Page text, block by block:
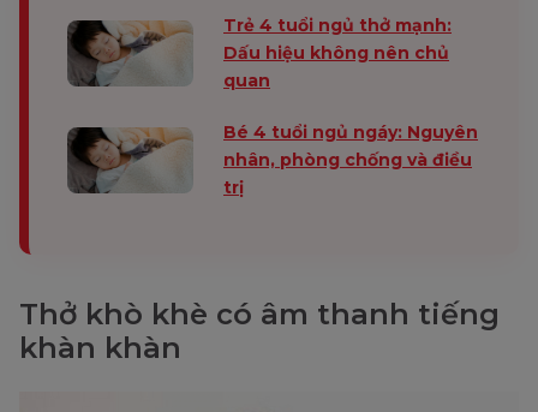
Trẻ 4 tuổi ngủ thở mạnh:
Dấu hiệu không nên chủ
quan
Bé 4 tuổi ngủ ngáy: Nguyên
nhân, phòng chống và điều
trị
Thở khò khè có âm thanh tiếng
khàn khàn